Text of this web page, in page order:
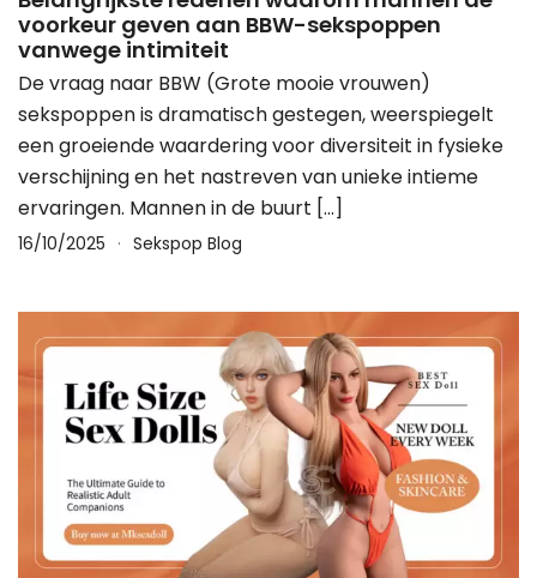
voorkeur geven aan BBW-sekspoppen
vanwege intimiteit
De vraag naar BBW (Grote mooie vrouwen)
sekspoppen is dramatisch gestegen, weerspiegelt
een groeiende waardering voor diversiteit in fysieke
verschijning en het nastreven van unieke intieme
ervaringen. Mannen in de buurt […]
16/10/2025 Sekspop Blog